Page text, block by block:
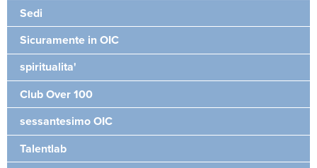
Sedi
Sicuramente in OIC
spiritualita'
Club Over 100
sessantesimo OIC
Talentlab